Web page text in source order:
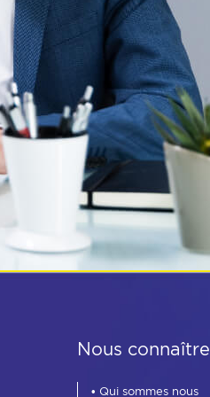
Nous connaître
• Qui sommes nous